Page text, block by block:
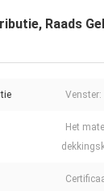
Raads
Venster:
Het